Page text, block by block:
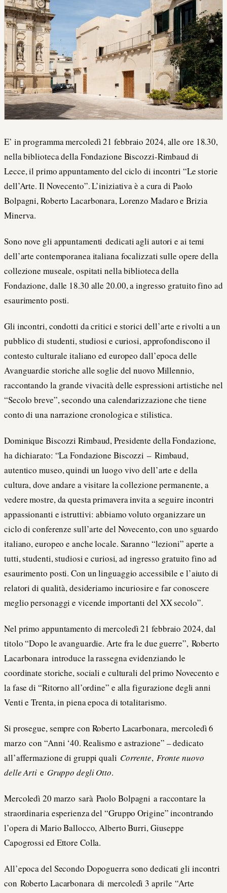
E’ in programma mercoledì 21 febbraio 2024, alle ore 18.30,
nella biblioteca della Fondazione Biscozzi-Rimbaud di
Lecce, il primo appuntamento del ciclo di incontri “Le storie
dell’Arte. Il Novecento”. L’iniziativa è a cura di Paolo
Bolpagni, Roberto Lacarbonara, Lorenzo Madaro e Brizia
Minerva.
Sono nove gli appuntamenti dedicati agli autori e ai temi
dell’arte contemporanea italiana focalizzati sulle opere della
collezione museale, ospitati nella biblioteca della
Fondazione, dalle 18.30 alle 20.00, a ingresso gratuito fino ad
esaurimento posti.
Gli incontri, condotti da critici e storici dell’arte e rivolti a un
pubblico di studenti, studiosi e curiosi, approfondiscono il
contesto culturale italiano ed europeo dall’epoca delle
Avanguardie storiche alle soglie del nuovo Millennio,
raccontando la grande vivacità delle espressioni artistiche nel
“Secolo breve”, secondo una calendarizzazione che tiene
conto di una narrazione cronologica e stilistica.
Dominique Biscozzi Rimbaud, Presidente della Fondazione,
ha dichiarato: “La Fondazione Biscozzi – Rimbaud,
autentico museo, quindi un luogo vivo dell’arte e della
cultura, dove andare a visitare la collezione permanente, a
vedere mostre, da questa primavera invita a seguire incontri
appassionanti e istruttivi: abbiamo voluto organizzare un
ciclo di conferenze sull’arte del Novecento, con uno sguardo
italiano, europeo e anche locale. Saranno “lezioni” aperte a
tutti, studenti, studiosi e curiosi, ad ingresso gratuito fino ad
esaurimento posti. Con un linguaggio accessibile e l’aiuto di
relatori di qualità, desideriamo incuriosire e far conoscere
meglio personaggi e vicende importanti del XX secolo”.
Nel primo appuntamento di mercoledì 21 febbraio 2024, dal
titolo “Dopo le avanguardie. Arte fra le due guerre”, Roberto
Lacarbonara introduce la rassegna evidenziando le
coordinate storiche, sociali e culturali del primo Novecento e
la fase di “Ritorno all’ordine” e alla figurazione degli anni
Venti e Trenta, in piena epoca di totalitarismo.
Si prosegue, sempre con Roberto Lacarbonara, mercoledì 6
marzo con “Anni ‘40. Realismo e astrazione” – dedicato
all’affermazione di gruppi quali Corrente, Fronte nuovo
delle Arti e Gruppo degli Otto.
Mercoledì 20 marzo sarà Paolo Bolpagni a raccontare la
straordinaria esperienza del “Gruppo Origine” incontrando
l’opera di Mario Ballocco, Alberto Burri, Giuseppe
Capogrossi ed Ettore Colla.
All’epoca del Secondo Dopoguerra sono dedicati gli incontri
con Roberto Lacarbonara di mercoledì 3 aprile “Arte